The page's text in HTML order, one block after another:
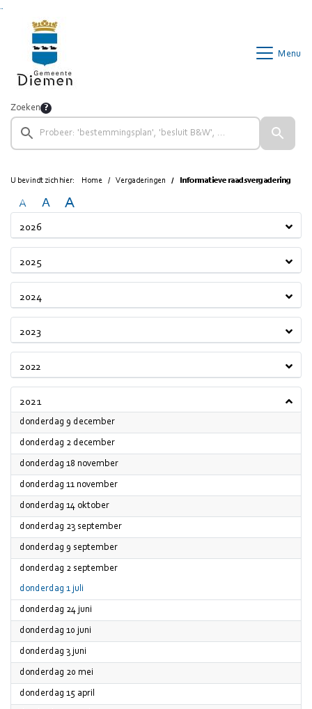
Menu
Zoeken
U bevindt zich hier: Home Vergaderingen Informatieve raadsvergadering
A A A
2026
2025
2024
2023
2022
2021
donderdag 9 december2021
donderdag 2 december2021
donderdag 18 november2021
donderdag 11 november2021
donderdag 14 oktober2021
donderdag 23 september2021
donderdag 9 september2021
donderdag 2 september2021
donderdag 1 juli
donderdag 24 juni
donderdag 10 juni
donderdag 3 juni
donderdag 20 mei
donderdag 15 april